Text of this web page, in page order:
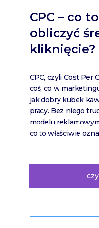
CPC – co
obliczyć
kliknięcie?
CPC, czyli Cost Per
coś, co w
jak dobry kubek
pracy. Bez niego
modelu
co to właściwie